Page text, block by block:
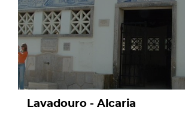
Lavadouro - Alcaria